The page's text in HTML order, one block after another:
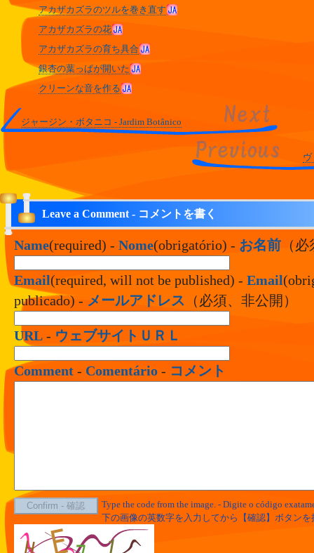
アカザカズラのツルを巻き直す
アカザカズラの花
アカザカズラの育ち具合
銀杏の葉っぱが開いた
クリーンな音を作る
ジャージン・ボタニコ - Jardim Botânico
Leave a Comment - コメントを書く
Name(required) - Nome(obrigatório) - お名前 （
Email(required, will not be published) - Email
publicado) - メールアドレス （必須、非公開）
URL - ウェブサイトＵＲＬ
Comment - Comentário - コメント
Type the code from the image. - Digite o código
下の画像の英数字を入力してから【確認】ボタン